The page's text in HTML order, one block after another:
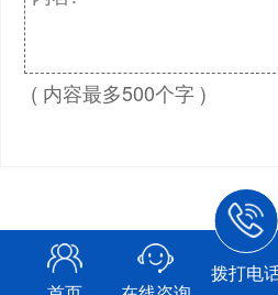
( 内容最多500个字 )
拨打电